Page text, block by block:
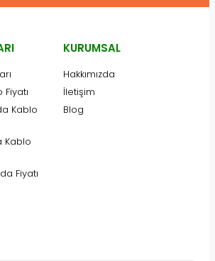
Kablo
Kablo
Fiyatı
KURUMSAL
Hakkımızda
İletişim
Blog